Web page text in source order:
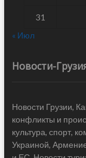
31
« Июл
Новости-
Новости Грузии,
конфликты и
культура, спорт,
Украиной,